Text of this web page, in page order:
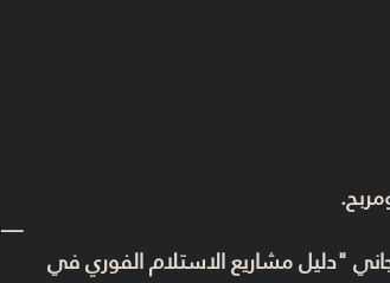
—
"دليل مشاريع الاستلام الفوري في